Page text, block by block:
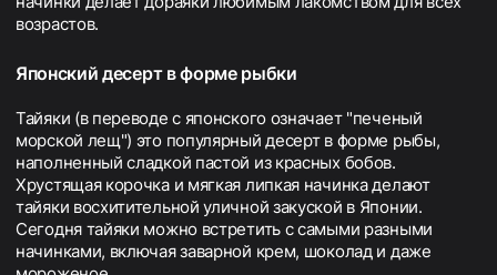
возрастов.
Японский десерт в форме рыбки
Тайяки (в переводе с японского означает "печеный
морской лещ") это популярный десерт в форме рыбы,
наполненный сладкой пастой из красных бобов.
Хрустящая корочка и мягкая липкая начинка делают
тайяки восхитительной уличной закуской в Японии.
Сегодня тайяки можно встретить с самыми разными
начинками, включая заварной крем, шоколад и даже